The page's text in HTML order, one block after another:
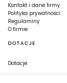
Kontakt i dane firmy
Polityka prywatności
Regulaminy
O firmie
DOTACJE
Dotacje